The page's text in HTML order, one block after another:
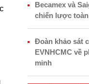
Becamex và
chiến lược toàn
Đoàn khảo sát
EVNHCMC về
minh